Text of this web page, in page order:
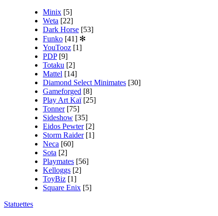
Minix [5]
Weta [22]
Dark Horse [53]
Funko [41] ✻
YouTooz [1]
PDP [9]
Totaku [2]
Mattel [14]
Diamond Select Minimates [30]
Gameforged [8]
Play Art Kaï [25]
Tonner [75]
Sideshow [35]
Eidos Pewter [2]
Storm Raider [1]
Neca [60]
Sota [2]
Playmates [56]
Kelloggs [2]
ToyBiz [1]
Square Enix [5]
Statuettes